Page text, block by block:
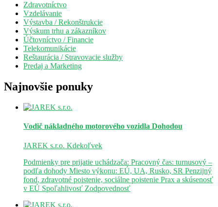
Zdravotníctvo
Vzdelávanie
Výstavba / Rekonštrukcie
Výskum trhu a zákazníkov
Účtovníctvo / Financie
Telekomunikácie
Reštaurácia / Stravovacie služby
Predaj a Marketing
Najnovšie ponuky
Vodič nákladného motorového vozidla Dohodou
JAREK s.r.o. Kdekoľvek
Podmienky pre prijatie uchádzača: Pracovný čas: turnusový –
podľa dohody Miesto výkonu: EÚ, UA, Rusko, SR Penzijný
fond, zdravotné poistenie, sociálne poistenie Prax a skúsenosť
v EÚ Spoľahlivosť Zodpovednosť